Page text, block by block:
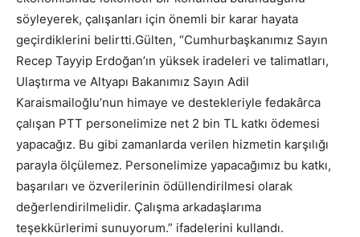
söyleyerek, çalışanları için önemli bir karar hayata
geçirdiklerini belirtti.Gülten, “Cumhurbaşkanımız Sayın
Recep Tayyip Erdoğan’ın yüksek iradeleri ve talimatları,
Ulaştırma ve Altyapı Bakanımız Sayın Adil
Karaismailoğlu’nun himaye ve destekleriyle fedakârca
çalışan PTT personelimize net 2 bin TL katkı ödemesi
yapacağız. Bu gibi zamanlarda verilen hizmetin karşılığı
parayla ölçülemez. Personelimize yapacağımız bu katkı,
başarıları ve özverilerinin ödüllendirilmesi olarak
değerlendirilmelidir. Çalışma arkadaşlarıma
teşekkürlerimi sunuyorum.” ifadelerini kullandı.